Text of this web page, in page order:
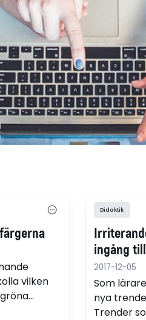
vilken
Didaktik
ingång
2017-12-05
Som
nya
Trender